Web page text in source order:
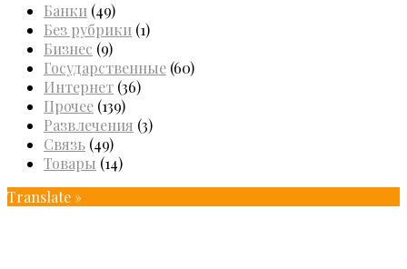
Банки (49)
Без рубрики (1)
Бизнес (9)
Государственные (60)
Интернет (36)
Прочее (139)
Развлечения (3)
Связь (49)
Товары (14)
Translate »